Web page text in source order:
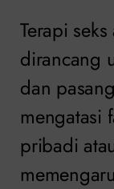
Terapi
dirancang
dan
mengatasi
pribadi